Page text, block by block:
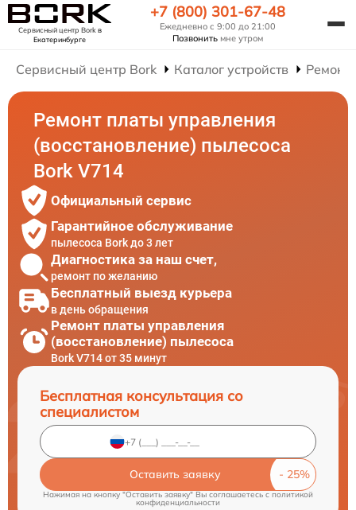
Сервисный центр Borkв
Екатеринбурге
+7 (800) 301-67-48
Ежедневно с 9:00 до 21:00
Позвонить мне утром
Сервисный центр Bork Каталог устройств Ремонт
Ремонт платы управления
(восстановление) пылесоса
Bork V714
Официальный сервис
Гарантийное обслуживание
пылесоса Bork до 3 лет
Диагностика за наш счет,
ремонт по желанию
Бесплатный выезд курьера
в день обращения
Ремонт платы управления
(восстановление) пылесоса
Bork V714 от 35 минут
Бесплатная консультация со
специалистом
Оставить заявку
Нажимая на кнопку "Оставить заявку" Вы соглашаетесь cполитикой
конфиденциальности